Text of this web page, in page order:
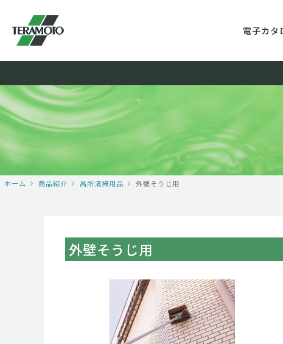
電子カタ
ホーム 商品紹介 高所清掃用品 外壁そうじ用
外壁そうじ用